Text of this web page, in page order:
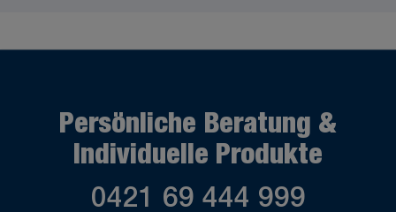
Persönliche Beratung &
Individuelle Produkte
0421 69 444 999